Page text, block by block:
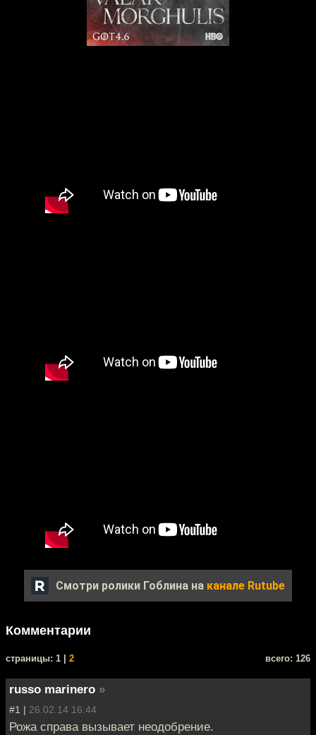
Смотри ролики Гоблина на канале Rutube
Комментарии
cтраницы: 1 | 2 всего: 126
russo marinero »
#1 | 26.02.14 16:44
Рожа справа вызывает неодобрение.